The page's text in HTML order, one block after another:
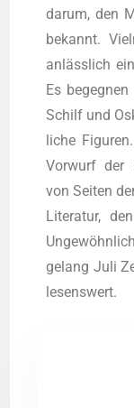
dar­um, den
bekannt.
anläss­lich
Es
Schilf und
li­che
Vor­wurf der
von Sei­ten
Lite­ra­tur,
gelang Juli
lesenswert.